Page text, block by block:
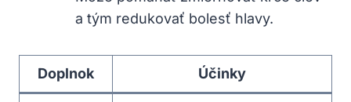
a tým redukovať bolesť hlavy.
Doplnok Účinky